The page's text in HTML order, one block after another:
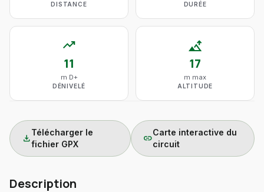
DISTANCE DURÉE
trending_up
11
m D+
DÉNIVELÉ
altitude
17
m max
ALTITUDE
download
Télécharger le
fichier GPX
link
Carte interactive du
circuit
Description